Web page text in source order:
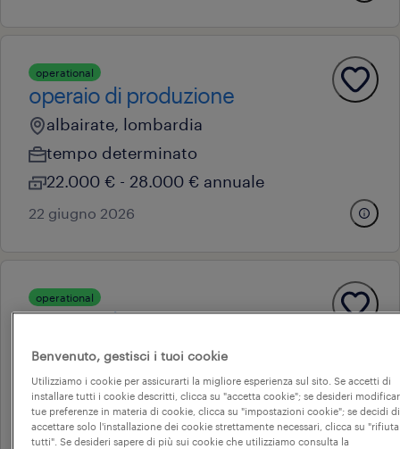
operational
operaio di produzione
albairate, lombardia
tempo determinato
22.000 € - 28.000 € annuale
22 giugno 2026
operational
operaio di magazzino
cerano, piemonte
tempo determinato
22.000 € - 28.000 € annuale
5 agosto 2026
Benvenuto, gestisci i tuoi cookie
Utilizziamo i cookie per assicurarti la migliore esperienza sul sito. Se accetti di
installare tutti i cookie descritti, clicca su "accetta cookie"; se desideri
tue preferenze in materia di cookie, clicca su "impostazioni cookie"; se decidi di
accettare solo l'installazione dei cookie strettamente necessari, clicca su "rifiuta
tutti". Se desideri sapere di più sui cookie che utilizziamo consulta la